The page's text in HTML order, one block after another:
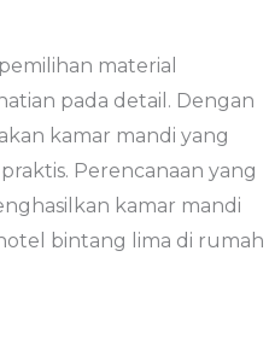
material
pada detail. Dengan
kamar mandi yang
Perencanaan yang
kamar mandi
bintang lima di rumah